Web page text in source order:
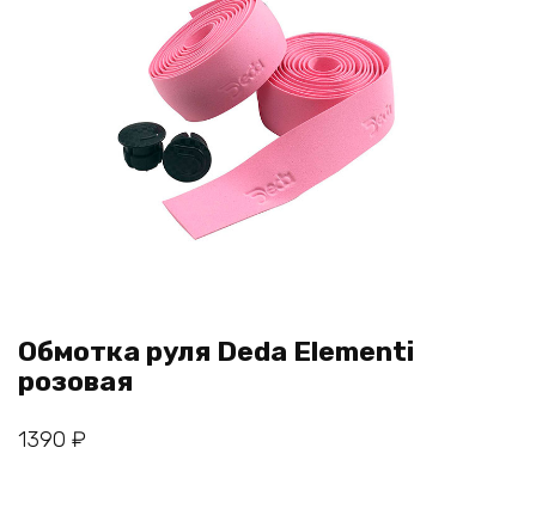
Обмотка руля Deda Elementi
розовая
1390 ₽